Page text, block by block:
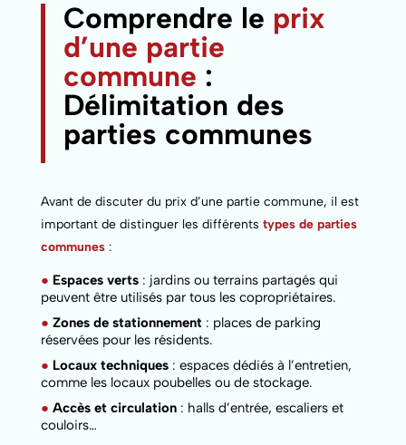
Comprendre le prix
d’une partie
commune :
Délimitation des
parties communes
Avant de discuter du prix d’une partie commune, il est
important de distinguer les différents types de parties
communes:
● Espaces verts: jardins ou terrains partagés qui
peuvent être utilisés par tous les copropriétaires.
● Zones de stationnement : places de parking
réservées pour les résidents.
● Locaux techniques: espaces dédiés à l’entretien,
comme les locaux poubelles ou de stockage.
● Accès et circulation: halls d’entrée, escaliers et
couloirs…